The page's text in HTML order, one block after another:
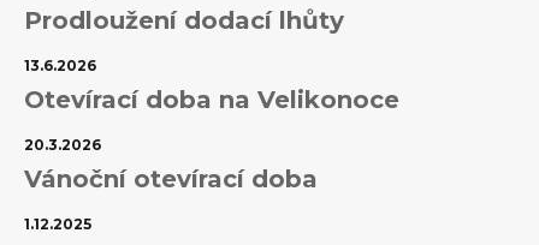
Prodloužení dodací lhůty
13.6.2026
Otevírací doba na Velikonoce
20.3.2026
Vánoční otevírací doba
1.12.2025